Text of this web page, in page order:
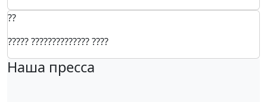
??
????? ?????????????? ????
Наша пресса